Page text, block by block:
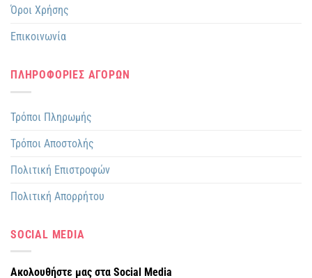
Όροι Χρήσης
Επικοινωνία
ΠΛΗΡΟΦΟΡΙΕΣ ΑΓΟΡΩΝ
Τρόποι Πληρωμής
Τρόποι Αποστολής
Πολιτική Επιστροφών
Πολιτική Απορρήτου
SOCIAL MEDIA
Ακολουθήστε μας στα Social Media